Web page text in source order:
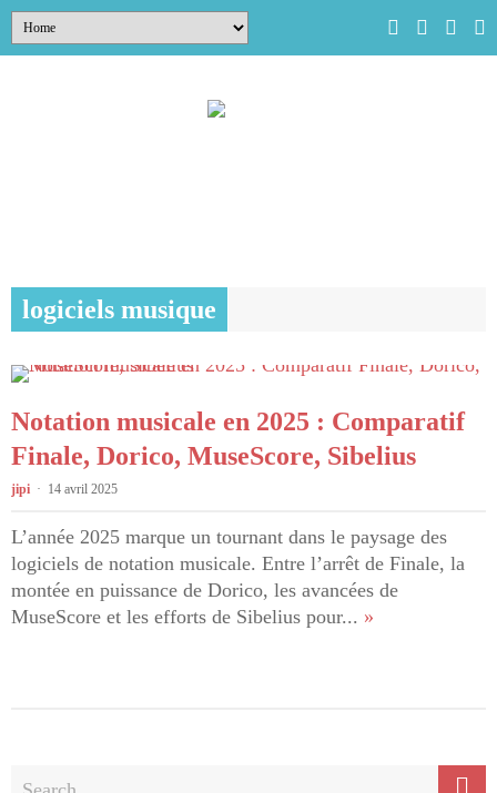
logiciels musique
Notation musicale en 2025 : Comparatif
Finale, Dorico, MuseScore, Sibelius
jipi 14 avril 2025
L’année 2025 marque un tournant dans le paysage des
logiciels de notation musicale. Entre l’arrêt de Finale, la
montée en puissance de Dorico, les avancées de
MuseScore et les efforts de Sibelius pour... »